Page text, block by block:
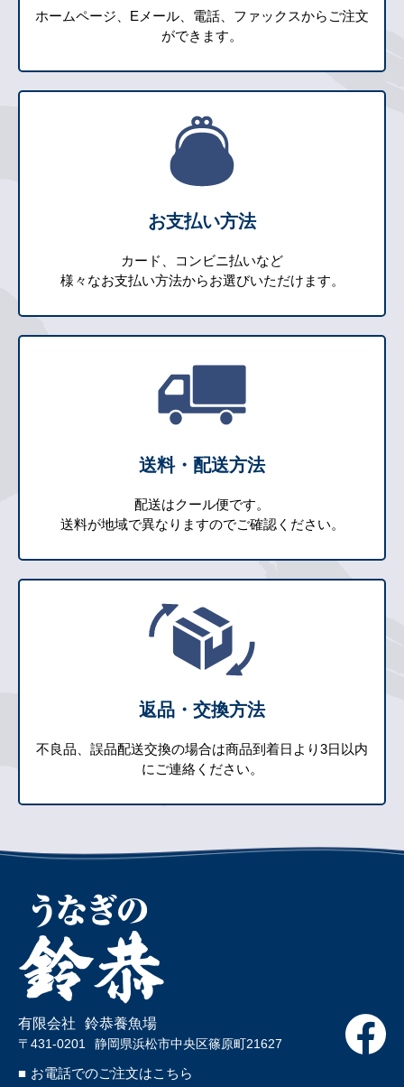
ホームページ、Eメール、電話、ファックスからご注文
ができます。
お支払い方法
カード、コンビニ払いなど
様々なお支払い方法からお選びいただけます。
送料・配送方法
配送はクール便です。
送料が地域で異なりますのでご確認ください。
返品・交換方法
不良品、誤品配送交換の場合は商品到着日より3日以内
にご連絡ください。
有限会社 鈴恭養魚場
〒431-0201 静岡県浜松市中央区篠原町21627
■ お電話でのご注文はこちら